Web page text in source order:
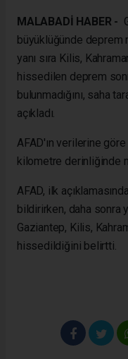
MALABADİ HABER -
büyüklüğünde deprem
yanı sıra Kilis,
hissedilen deprem
bulunmadığını, saha
açıkladı.
AFAD'ın verilerine
kilometre derinliğinde
AFAD, ilk
bildirirken, daha sonra
Gaziantep, Kilis,
hissedildiğini belirtti.